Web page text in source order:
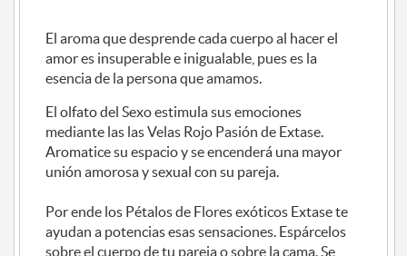
El aroma que desprende cada cuerpo al hacer el
amor es insuperable e inigualable, pues es la
esencia de la persona que amamos.
El olfato del Sexo estimula sus emociones
mediante las las Velas Rojo Pasión de Extase.
Aromatice su espacio y se encenderá una mayor
unión amorosa y sexual con su pareja.
Por ende los Pétalos de Flores exóticos Extase te
ayudan a potencias esas sensaciones. Espárcelos
sobre el cuerpo de tu pareja o sobre la cama. Se